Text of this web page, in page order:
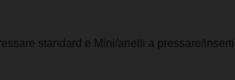
standard e Mini/anelli a pressare/